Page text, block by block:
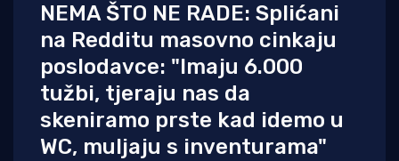
NEMA ŠTO NE RADE: Splićani
na Redditu masovno cinkaju
poslodavce: "Imaju 6.000
tužbi, tjeraju nas da
skeniramo prste kad idemo u
WC, muljaju s inventurama"